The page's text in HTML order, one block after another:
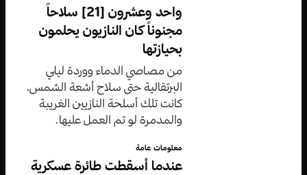
واحد وعشرون [21] سلاحاً
مجنوناً كان النازيون يحلمون
بحيازتها
من مصاصي الدماء ووردة ليلي
البرتقالية حتى سلاح أشعة الشمس،
كانت تلك أسلحة النازيين الغريبة
والمدمرة لو تم العمل عليها.
معلومات عامة
عندما أسقطت طائرة عسكرية